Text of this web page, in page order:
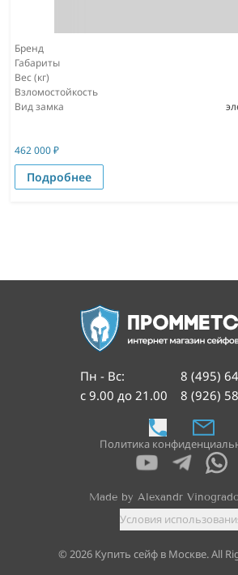
Бренд
Габариты
Вес (кг)
Взломостойкость
Вид замка
462 000₽
Подробнее
Пн - Вс:
с 9.00 до 21.00
8 (495)
8 (926)
Политика
Условия
© 2026Купить сейф в Москве. All
Made by Alexandr